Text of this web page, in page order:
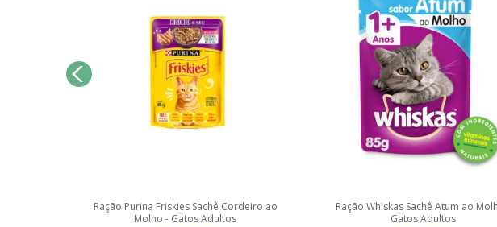
Ração Purina Friskies Sachê Cordeiro ao
Molho - Gatos Adultos
Ração Whiskas Sachê Atum ao
Gatos Adultos